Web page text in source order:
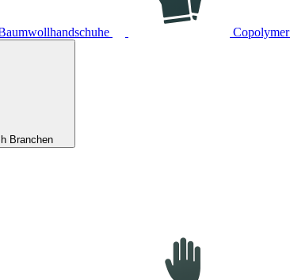
Copolymer
Branchen